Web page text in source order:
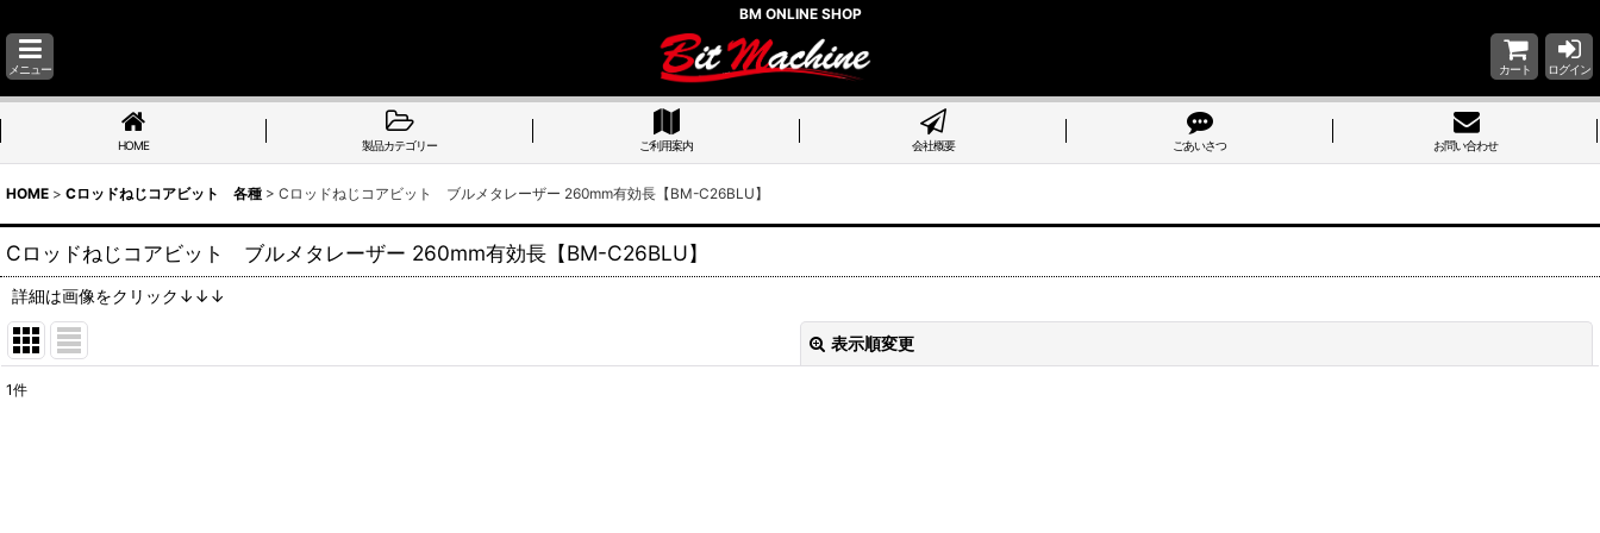
BM ONLINE SHOP
メニュー カート ログイン
HOME 製品カテゴリー ご利用案内 会社概要 ごあいさつ お問い合わせ
HOME > Cロッドねじコアビット 各種 > Cロッドねじコアビット ブルメタレーザー 260mm有効長【BM-C26BLU】
Cロッドねじコアビット ブルメタレーザー 260mm有効長【BM-C26BLU】
詳細は画像をクリック↓↓↓
表示順変更
1件